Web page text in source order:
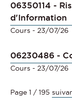
06350114 -
d'Information
Cours - 23/07/26
06230486 -
Cours - 23/07/26
Page 1 / 195